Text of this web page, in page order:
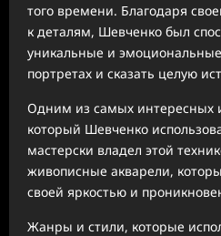
того времени. Благодаря
к деталям, Шевченко был
уникальные и
портретах и сказать целую
Одним из самых интересных
который Шевченко
мастерски владел этой
живописные акварели,
своей яркостью и
Жанры и стили, которые